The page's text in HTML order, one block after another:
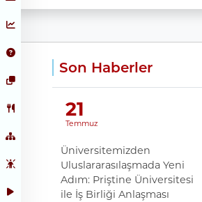
Son Haberler
21
Temmuz
Üniversitemizden
Uluslararasılaşmada Yeni
Adım: Priştine Üniversitesi
ile İş Birliği Anlaşması